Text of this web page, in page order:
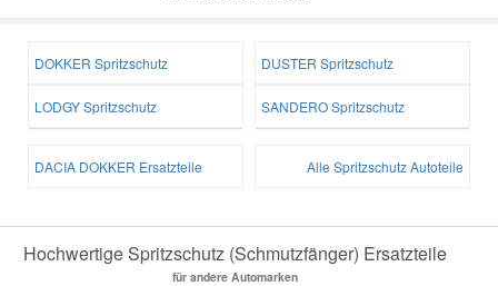
DOKKER Spritzschutz DUSTER Spritzschutz
LODGY Spritzschutz SANDERO Spritzschutz
DACIA DOKKER Ersatzteile Alle Spritzschutz Autoteile
Hochwertige Spritzschutz (Schmutzfänger) Ersatzteile
für andere Automarken